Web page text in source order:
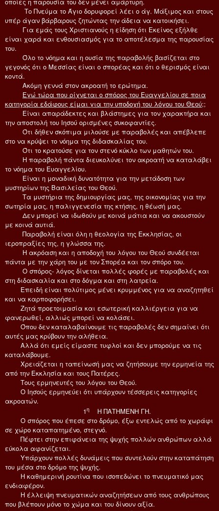
Το Πνεύμα το Άγιο δορυφορεί λέει ο άγ. Μάξιμος και στους
υπέρ άγαν βάρβαρους ζητώντας την άδεια να κατοικήσει.
Για εμάς τους Χριστιανούς η είδηση ότι Εκείνος εξήλθε
είναι χαρά και ενθουσιασμός για το αποτέλεσμα της παρουσίας
του.
Όλο το νόημα και η ουσία της παραβολής βασίζεται στο
γεγονός ότι ο Μεσσίας είναι ο σπορέας και ότι ο θερισμός είναι
κοντά.
Ακόμη γεννά στον ακροατή το ερώτημα.
Εγώ τώρα που ρίχνεται ο σπόρος του Ευαγγελίου σε ποια
κατηγορία εδάφους είμαι για την υποδοχή του λόγου του Θεού;;
Είναι απαράδεκτες και βλάστημες για τον χαρακτήρα και
την αποστολή του Ιησού ορισμένες συκοφαντίες.
Ότι δήθεν σκόπιμα μιλούσε με παραβολές και απέβλεπε
στο να κρύψει το νόημα της διδασκαλίας του.
Ότι το κρατούσε για τον στενό κύκλο των μαθητών του.
Η παραβολή πάντα διευκολύνει τον ακροατή να καταλάβει
το νόημα του Ευαγγελίου.
Είναι η μοναδική δυνατότητα για την μετάδοση των
μυστηρίων της Βασιλείας του Θεού.
Τα μυστήρια της δημιουργίας μας, της οικονομίας για την
σωτηρία μας, η παλιγγενεσία της κτήσης, η θέωσή μας.
Δεν μπορεί να ιδωθούν με κοινά μάτια και να ακουστούν
με κοινά αυτιά.
Παραβολή είναι όλη η θεολογία της Εκκλησίας, οι
ιεροπραξίες της, η γλώσσα της.
Η ακρόαση και η αποδοχή του λόγου του Θεού συνδέεται
πάντα με την χάρη του με τον Σπορέα και τον σπόρο του.
Ο σπόρος- λόγος δίνεται πολλές φορές με παραβολές και
στη διδασκαλία και στο δόγμα και στη λατρεία.
Επειδή είναι πολύτιμος μένει κρυμμένος για να αναζητηθεί
και να καρποφορήσει.
Ζητά προετοιμασία και εσωτερική καλλιέργεια για να
φανερωθεί, αλλιώς μπορεί να κολάσει.
Όπου δεν καταλαβαίνουμε τις παραβολές δεν σημαίνει ότι
αυτές μας κρύβουν την αλήθεια.
Αλλά ότι εμείς είμαστε τυφλοί και δεν μπορούμε να τις
καταλάβουμε.
Χρειάζεται η ταπείνωσή μας να ζητήσουμε την ερμηνεία της
από την Εκκλησία και τους Πατέρες.
Τους ερμηνευτές του λόγου του Θεού.
Ο Ιησούς ερμηνεύει ότι υπάρχουν τέσσερεις κατηγορίες
ακροατών.
1η
Η ΠΑΤΗΜΕΝΗ ΓΗ.
Ο σπόρος που έπεσε στο δρόμο, έξω εντελώς από το χωράφι
σε χώρο καταπατημένο, στεγνό.
Πέφτει στην επιφάνεια της ψυχής πολλών ανθρώπων αλλά
εύκολα αφανίζεται.
Υπάρχουν πολλές δυνάμεις που συντελούν στην καταπάτηση
του μέσα στο δρόμο της ψυχής.
Η καθημερινή ρουτίνα που ισοπεδώνει το πνευματικό μας
ενδιαφέρον.
Η έλλειψη πνευματικών αναζητήσεων από τους ανθρώπους
που βλέπουν μόνο το χώμα και του δίνουν αξία.